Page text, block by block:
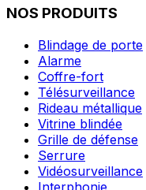
NOS PRODUITS
Blindage de porte
Alarme
Coffre-fort
Télésurveillance
Rideau métallique
Vitrine blindée
Grille de défense
Serrure
Vidéosurveillance
Interphonie